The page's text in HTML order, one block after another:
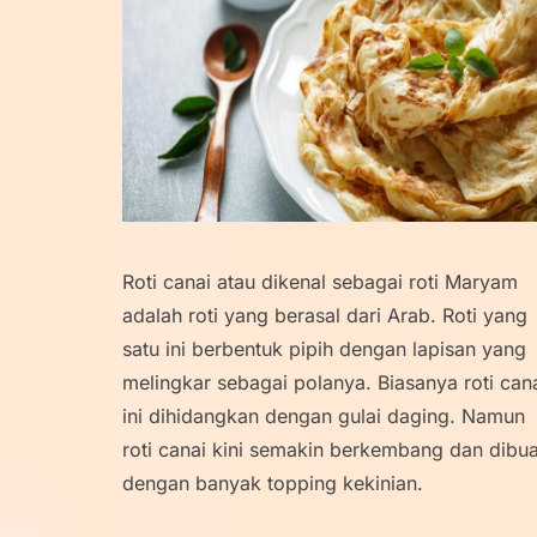
Roti canai atau dikenal sebagai roti Maryam
adalah roti yang berasal dari Arab. Roti yang
satu ini berbentuk pipih dengan lapisan yang
melingkar sebagai polanya. Biasanya roti
ini dihidangkan dengan gulai daging. Namun
roti canai kini semakin berkembang dan
dengan banyak topping kekinian.